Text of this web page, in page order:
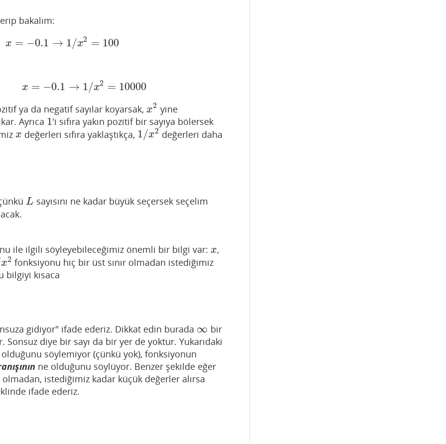
bakalım:
x = −0.1 → 1/x2 = 100
−0.1→1/x2 =100
x = −0.1 → 1/x2 = 10000
−0.1→1/x2=10000
ya da negatif sayılar koyarsak, x2
x2 yine
Ayrıca 1
1'i sıfıra yakın pozitif bir sayıya bölersek
x
x değerleri sıfıra yaklaştıkça, 1/x2
1/x2 değerleri daha
L
L sayısını ne kadar büyük seçersek seçelim
ile ilgili söyleyebileceğimiz önemli bir bilgi var:x
x,
x2
2 fonksiyonu hiç bir üst sınır olmadan istediğimiz
bilgiyi kısaca
gidiyor" ifade ederiz. Dikkat edin burada ∞
∞
bir
Sonsuz diye bir sayı da bir yer de yoktur. Yukarıdaki
söylemiyor (çünkü yok), fonksiyonun
ne olduğunu söylüyor. Benzer şekilde eğer
istediğimiz kadar küçük değerler alırsa
ifade ederiz.